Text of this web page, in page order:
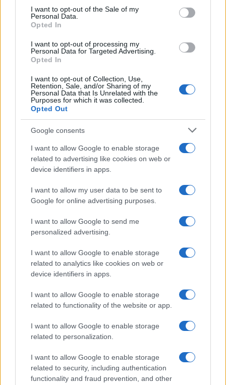
consent section.
I want to opt-out of the Sale of my
Personal Data.
Opted In
I want to opt-out of processing my
Personal Data for Targeted Advertising.
Opted In
I want to opt-out of Collection, Use,
Retention, Sale, and/or Sharing of my
Personal Data that Is Unrelated with the
Purposes for which it was collected.
Opted Out
Google consents
I want to allow Google to enable storage
related to advertising like cookies on web or
device identifiers in apps.
I want to allow my user data to be sent to
Google for online advertising purposes.
I want to allow Google to send me
personalized advertising.
I want to allow Google to enable storage
related to analytics like cookies on web or
device identifiers in apps.
I want to allow Google to enable storage
related to functionality of the website or app.
I want to allow Google to enable storage
related to personalization.
I want to allow Google to enable storage
related to security, including authentication
functionality and fraud prevention, and other
Ouro e dólar sob pressão: como os mercados estão
respondendo às últimas notícias
FINANÇA
Presidente Lula propõe política fiscal séria para reduzir juros e
critica limitações orçamentárias